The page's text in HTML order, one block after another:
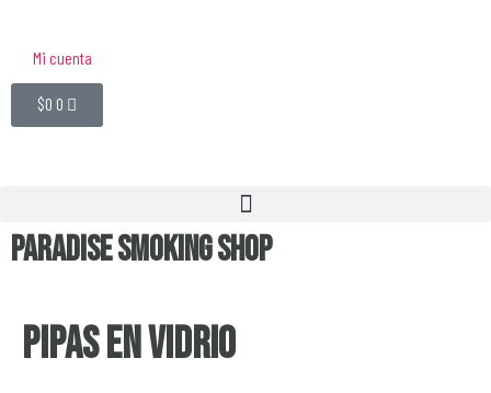
Mi cuenta
$0 0
Paradise Smoking Shop
Pipas en Vidrio